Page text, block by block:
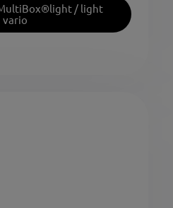
MultiBox®light / light
vario